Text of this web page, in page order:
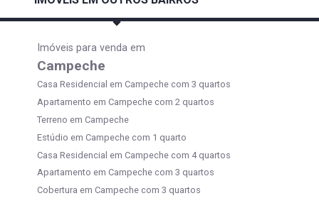
Imóveis para venda em
Campeche
Casa Residencial em Campeche com 3 quartos
Apartamento em Campeche com 2 quartos
Terreno em Campeche
Estúdio em Campeche com 1 quarto
Casa Residencial em Campeche com 4 quartos
Apartamento em Campeche com 3 quartos
Cobertura em Campeche com 3 quartos